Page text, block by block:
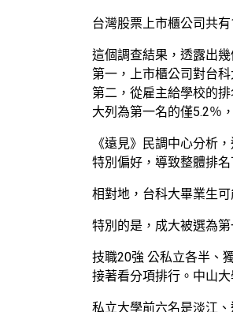
台灣股票上市櫃公司共
這個調查結果，透露出幾
第一，上市櫃公司對台
第二，從雇主給學校的
大列為第一名的僅5.2％
《遠見》民調中心分析
特別偏好，導致整體排名
相對地，台科大畢業生
特別的是，成大被選為
技職20強 公私立各半、
接著看分項排行。中山
私立大學前六名是淡江